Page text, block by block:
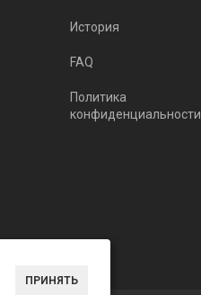
История
FAQ
Политика
конфиденциальности
ПРИНЯТЬ